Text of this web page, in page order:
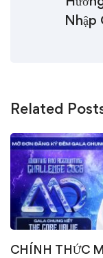
Nhập
Related
CHÍNH THỨC